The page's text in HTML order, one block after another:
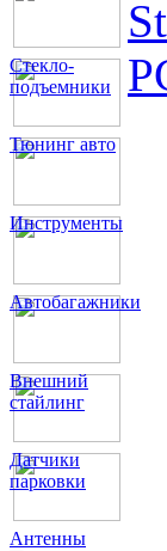
Стекло-
подъемники
Тюнинг авто
Инструменты
Автобагажники
Внешний
стайлинг
Датчики
парковки
Антенны